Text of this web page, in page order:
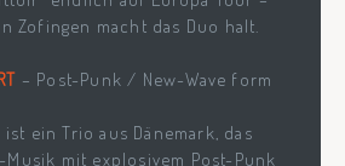
Zofingen macht das Duo halt.
– Post-Punk / New-Wave form
ein Trio aus Dänemark, das
Musik mit explosivem Post-Punk